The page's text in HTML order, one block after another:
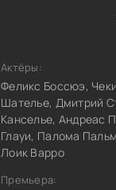
Актёры:
Феликс Боссюэ,
Шателье, Дмитрий
Канселье, Андреас
Глауи, Палома
Лоик Варро
Премьера: